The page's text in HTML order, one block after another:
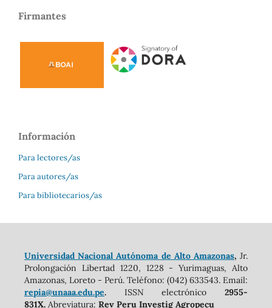
Firmantes
Información
Para lectores/as
Para autores/as
Para bibliotecarios/as
Universidad Nacional Autónoma de Alto Amazonas, Jr.
Prolongación Libertad 1220, 1228 - Yurimaguas, Alto
Amazonas, Loreto - Perú. Teléfono: (042) 633543. Email:
repia@unaaa.edu.pe.ISSN electrónico2955-
831X.Abreviatura: Rev Peru Investig Agropecu